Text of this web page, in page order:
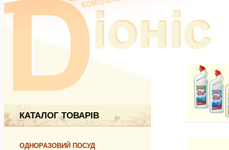
КАТАЛОГ ТОВАРІВ
ОДНОРАЗОВИЙ ПОСУД